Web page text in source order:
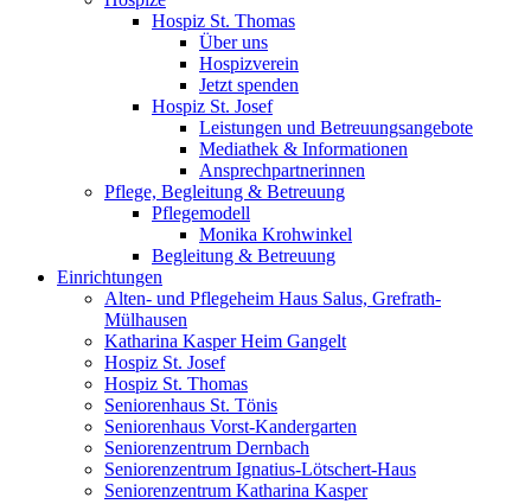
Hospiz St. Thomas
Über uns
Hospizverein
Jetzt spenden
Hospiz St. Josef
Leistungen und Betreuungsangebote
Mediathek & Informationen
Ansprechpartnerinnen
Pflege, Begleitung & Betreuung
Pflegemodell
Monika Krohwinkel
Begleitung & Betreuung
Einrichtungen
Alten- und Pflegeheim Haus Salus, Grefrath-
Mülhausen
Katharina Kasper Heim Gangelt
Hospiz St. Josef
Hospiz St. Thomas
Seniorenhaus St. Tönis
Seniorenhaus Vorst-Kandergarten
Seniorenzentrum Dernbach
Seniorenzentrum Ignatius-Lötschert-Haus
Seniorenzentrum Katharina Kasper